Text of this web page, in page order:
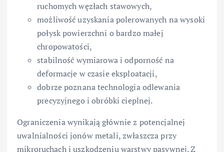
ruchomych węzłach stawowych,
możliwość uzyskania polerowanych na wysoki
połysk powierzchni o bardzo małej
chropowatości,
stabilność wymiarowa i odporność na
deformacje w czasie eksploatacji,
dobrze poznana technologia odlewania
precyzyjnego i obróbki cieplnej.
Ograniczenia wynikają głównie z potencjalnej
uwalnialności jonów metali, zwłaszcza przy
mikroruchach i uszkodzeniu warstwy pasywnej. Z